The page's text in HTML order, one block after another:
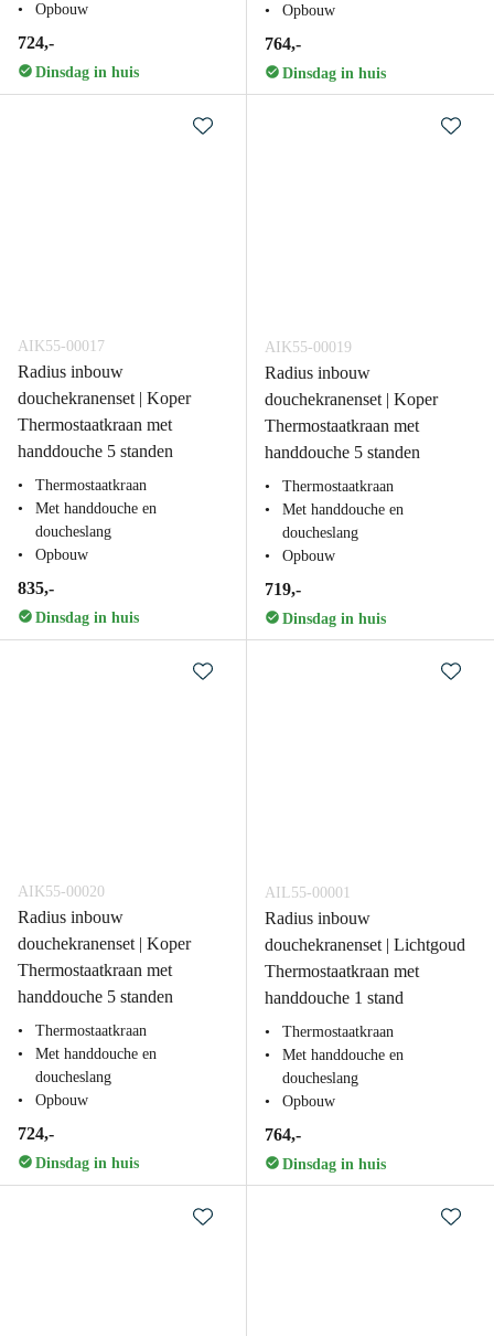
Opbouw
724,-
Dinsdag in huis
Opbouw
764,-
Dinsdag in huis
AIK55-00017
Radius inbouw
douchekranenset | Koper
Thermostaatkraan met
handdouche 5 standen
Thermostaatkraan
Met handdouche en
doucheslang
Opbouw
835,-
Dinsdag in huis
AIK55-00019
Radius inbouw
douchekranenset | Koper
Thermostaatkraan met
handdouche 5 standen
Thermostaatkraan
Met handdouche en
doucheslang
Opbouw
719,-
Dinsdag in huis
AIK55-00020
Radius inbouw
douchekranenset | Koper
Thermostaatkraan met
handdouche 5 standen
Thermostaatkraan
Met handdouche en
doucheslang
Opbouw
724,-
Dinsdag in huis
AIL55-00001
Radius inbouw
douchekranenset | Lichtgoud
Thermostaatkraan met
handdouche 1 stand
Thermostaatkraan
Met handdouche en
doucheslang
Opbouw
764,-
Dinsdag in huis